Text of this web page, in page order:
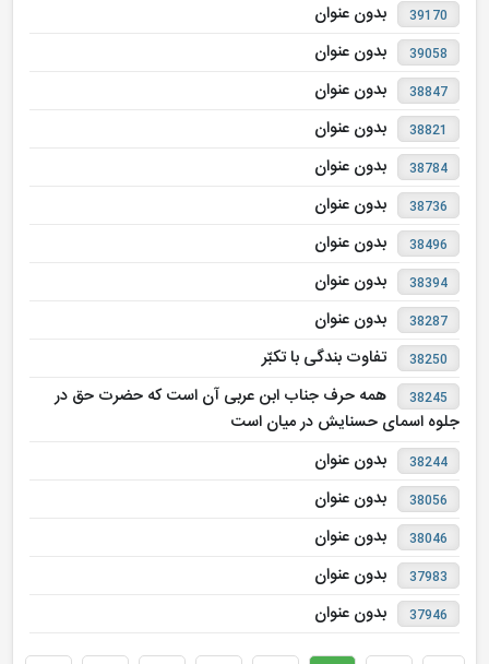
39170 بدون عنوان
39058 بدون عنوان
38847 بدون عنوان
38821 بدون عنوان
38784 بدون عنوان
38736 بدون عنوان
38496 بدون عنوان
38394 بدون عنوان
38287 بدون عنوان
38250 تفاوت بندگی با تکبّر
38245
همه حرف جناب ابن عربی آن است که حضرت حق در
جلوه اسمای حسنایش در میان است
38244 بدون عنوان
38056 بدون عنوان
38046 بدون عنوان
37983 بدون عنوان
37946 بدون عنوان